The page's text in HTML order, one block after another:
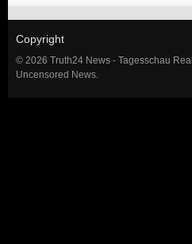
Copyright
© 2026 Truth24 News - Tagesschau Real
Uncensored News.